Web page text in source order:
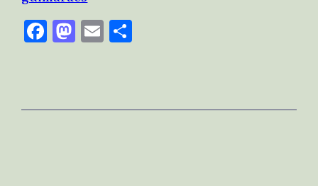
Facebook
Mastodon
Email